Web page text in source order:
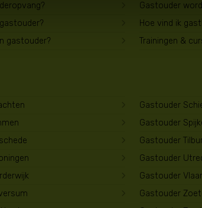
gastouder?
Gastouder
Hoe vind ik
Trainingen &
Gastouder
Gastouder
Gastouder
Gastouder
Gastouder
Gastouder